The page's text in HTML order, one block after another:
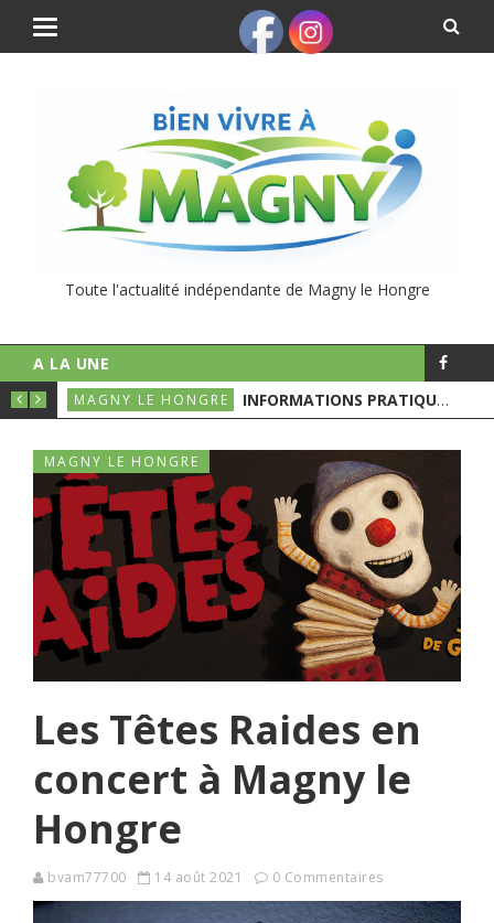
Toute l'actualité indépendante de Magny le Hongre
A LA UNE
MAGNY LE HONGRE INFORMATIONS PRATIQUES POUR LE 1ER TOURS DES ÉLECTIONS MUNICIPALES
MAGNY LE HONGRE
Les Têtes Raides en
concert à Magny le
Hongre
bvam77700 14 août 2021 0 Commentaires